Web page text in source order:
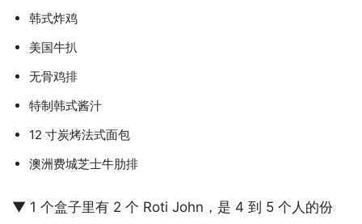
韩式炸鸡
美国牛扒
无骨鸡排
特制韩式酱汁
12 寸炭烤法式面包
澳洲费城芝士牛肋排
▼ 1 个盒子里有 2 个 Roti John，是 4 到 5 个人的份